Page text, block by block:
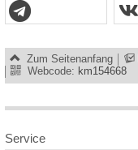
Zum Seitenanfang
Webcode: km154668
Service